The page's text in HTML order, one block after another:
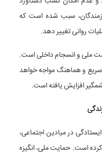
سبب شده است که
روانی تغییر دهد.
ملی و انسجام داخلی است.
سریع و هماهنگ مواجه خواهد
افزایش یافته است.
در میادین اجتماعی،
است. حمایت ملی، انگیزه